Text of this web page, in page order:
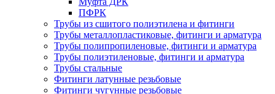
ПФРК
Трубы из сшитого полиэтилена и фитинги
Трубы металлопластиковые, фитинги и арматура
Трубы полипропиленовые, фитинги и арматура
Трубы полиэтиленовые, фитинги и арматура
Трубы стальные
Фитинги латунные резьбовые
Фитинги чугунные резьбовые